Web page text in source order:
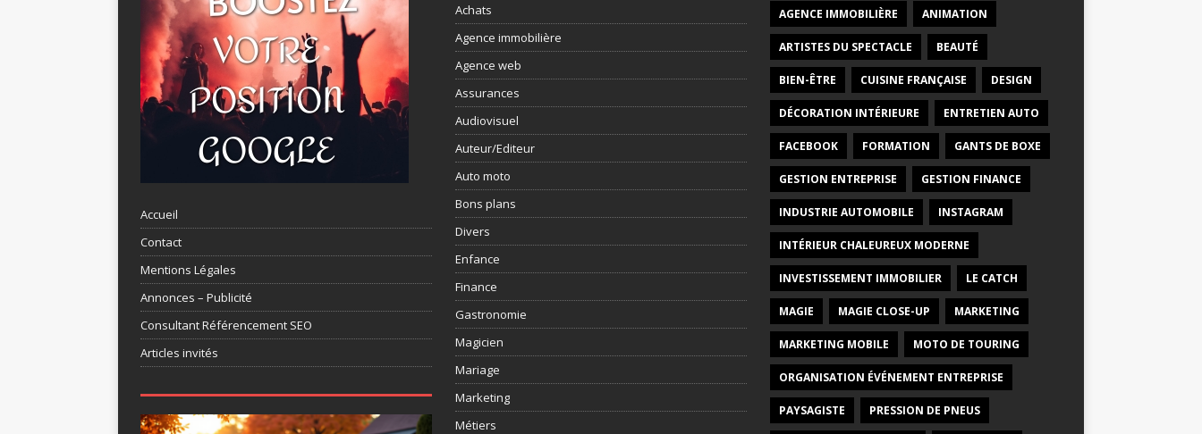
Accueil
Contact
Mentions Légales
Annonces – Publicité
Consultant Référencement SEO
Articles invités
Achats
Agence immobilière
Agence web
Assurances
Audiovisuel
Auteur/Editeur
Auto moto
Bons plans
Divers
Enfance
Finance
Gastronomie
Magicien
Mariage
Marketing
Métiers
AGENCE IMMOBILIÈRE ANIMATION
ARTISTES DU SPECTACLE BEAUTÉ
BIEN-ÊTRE CUISINE FRANÇAISE DESIGN
DÉCORATION INTÉRIEURE ENTRETIEN AUTO
FACEBOOK FORMATION GANTS DE BOXE
GESTION ENTREPRISE GESTION FINANCE
INDUSTRIE AUTOMOBILE INSTAGRAM
INTÉRIEUR CHALEUREUX MODERNE
INVESTISSEMENT IMMOBILIER LE CATCH
MAGIE MAGIE CLOSE-UP MARKETING
MARKETING MOBILE MOTO DE TOURING
ORGANISATION ÉVÉNEMENT ENTREPRISE
PAYSAGISTE PRESSION DE PNEUS